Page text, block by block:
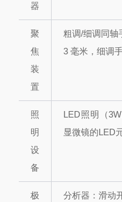
器
聚
焦
装
置
粗调/细调同轴
3 毫米，细调
照
明
设
备
LED照明（
显微镜的LED
极
分析器：滑动